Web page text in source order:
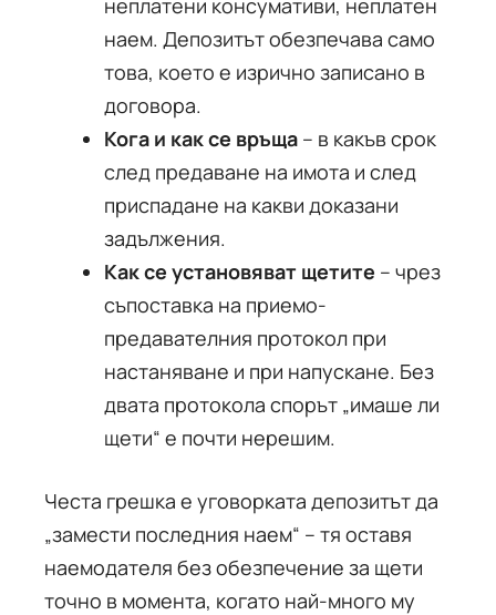
неплатени консумативи, неплатен
наем. Депозитът обезпечава само
това, което е изрично записано в
договора.
Кога и как се връща – в какъв срок
след предаване на имота и след
приспадане на какви доказани
задължения.
Как се установяват щетите – чрез
съпоставка на приемо-
предавателния протокол при
настаняване и при напускане. Без
двата протокола спорът „имаше ли
щети“ е почти нерешим.
Честа грешка е уговорката депозитът да
„замести последния наем“ – тя оставя
наемодателя без обезпечение за щети
точно в момента, когато най-много му